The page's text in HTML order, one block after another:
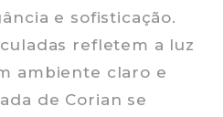
e sofisticação.
refletem a luz
ambiente claro e
de Corian se